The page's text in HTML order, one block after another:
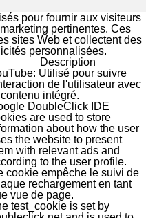
pour fournir aux visiteurs
pertinentes. Ces
sites Web et collectent des
personnalisées.
Description
Utilisé pour suivre
de l'utilisateur avec
contenu intégré.
DoubleClick IDE
are used to store
about how the user
the website to present
with relevant ads and
to the user profile.
cookie empêche le suivi de
rechargement en tant
vue de page.
test_cookie is set by